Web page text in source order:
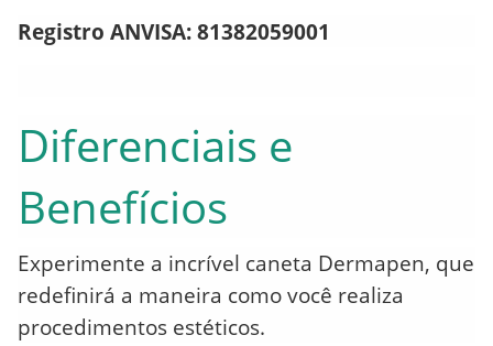
Registro ANVISA: 81382059001
Diferenciais e
Benefícios
Experimente a incrível caneta Dermapen, que
redefinirá a maneira como você realiza
procedimentos estéticos.